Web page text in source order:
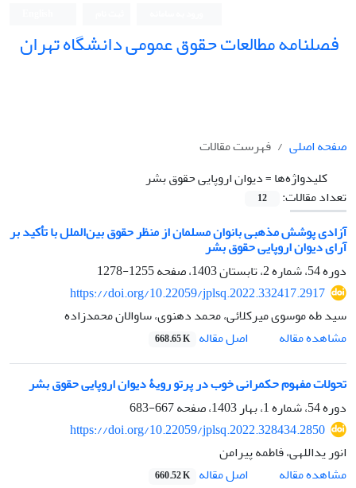
فصلنامه مطالعات حقوق عمومی دانشگاه تهران
صفحه اصلی
فهرست مقالات
کلیدواژه‌ها =دیوان اروپایی حقوق بشر
تعداد مقالات:
12
آزادی پوشش مذهبی بانوان مسلمان از منظر حقوق بین‌الملل با تأکید بر
آرای دیوان اروپایی حقوق بشر
دوره 54، شماره 2، تابستان 1403، صفحه
1255-1278
https://doi.org/10.22059/jplsq.2022.332417.2917
سید طه موسوی میرکلائی، محمد دهنوی، ساوالان محمدزاده
مشاهده مقاله
اصل مقاله 668.65 K
تحولات مفهوم حکمرانی خوب در پرتو رویۀ دیوان اروپایی حقوق بشر
دوره 54، شماره 1، بهار 1403، صفحه
667-683
https://doi.org/10.22059/jplsq.2022.328434.2850
انور یداللهی، فاطمه پیرامن
مشاهده مقاله
اصل مقاله 660.52 K